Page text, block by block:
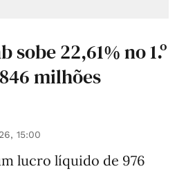
22,61% no 1.º
milhões
15:00
lucro líquido de 976